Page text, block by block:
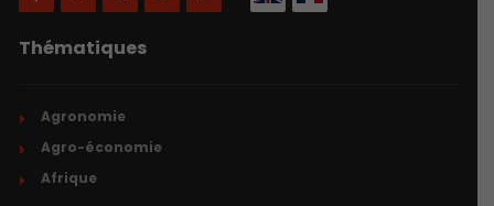
Thématiques
Agronomie
Agro-économie
Afrique